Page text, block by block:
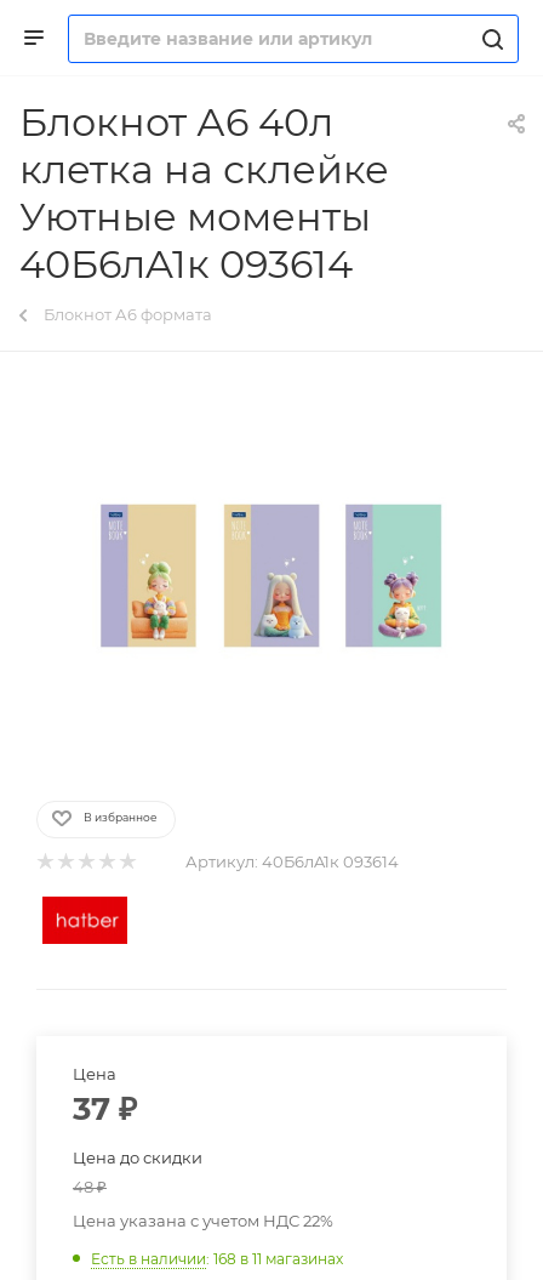
Блокнот А6 40л
клетка на склейке
Уютные моменты
40Б6лA1к 093614
Блокнот А6 формата
В избранное
Артикул: 40Б6лA1к 093614
Цена
37 ₽
Цена до скидки
48₽
Цена указана с учетом НДС 22%
Есть в наличии: 168 в 11 магазинах